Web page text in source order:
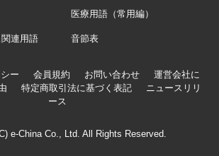
医療用語（常用編）
連用語 音節表
ー 会員規約 お問い合わせ
運営会社に
特定商取引法に基づく表記
ニュースリリ
ース
e-China Co., Ltd. All Rights Reserved.